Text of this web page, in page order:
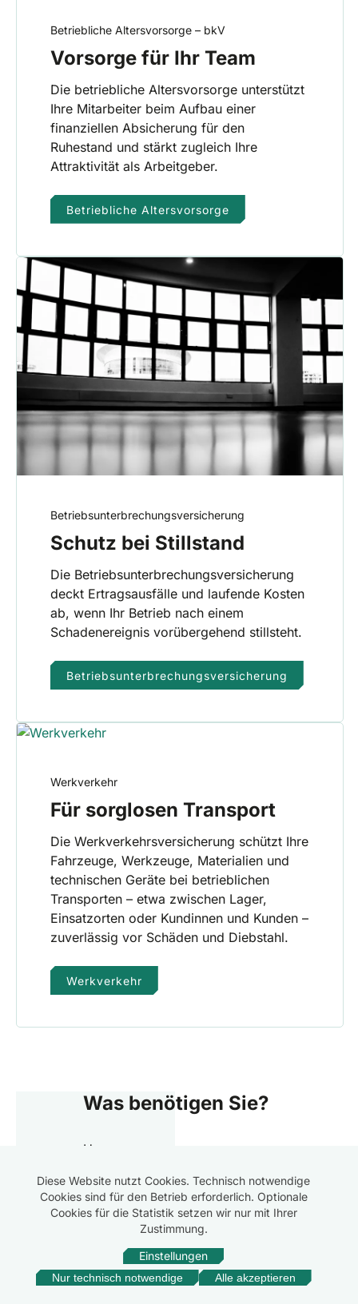
Betriebliche Altersvorsorge – bkV
Vorsorge für Ihr Team
Die betriebliche Altersvorsorge unterstützt
Ihre Mitarbeiter beim Aufbau einer
finanziellen Absicherung für den
Ruhestand und stärkt zugleich Ihre
Attraktivität als Arbeitgeber.
Betriebliche Altersvorsorge
Betriebsunterbrechungsversicherung
Schutz bei Stillstand
Die Betriebsunterbrechungsversicherung
deckt Ertragsausfälle und laufende Kosten
ab, wenn Ihr Betrieb nach einem
Schadenereignis vorübergehend stillsteht.
Betriebsunterbrechungsversicherung
Werkverkehr
Für sorglosen Transport
Die Werkverkehrsversicherung schützt Ihre
Fahrzeuge, Werkzeuge, Materialien und
technischen Geräte bei betrieblichen
Transporten – etwa zwischen Lager,
Einsatzorten oder Kundinnen und Kunden –
zuverlässig vor Schäden und Diebstahl.
Werkverkehr
Was benötigen Sie?
Unsere
unterstützen Sie kompetent und
unkompliziert.
Diese Website nutzt Cookies. Technisch notwendige
Cookies sind für den Betrieb erforderlich. Optionale
Cookies für die Statistik setzen wir nur mit Ihrer
Zustimmung.
Einstellungen
Nur technisch notwendige Alle akzeptieren